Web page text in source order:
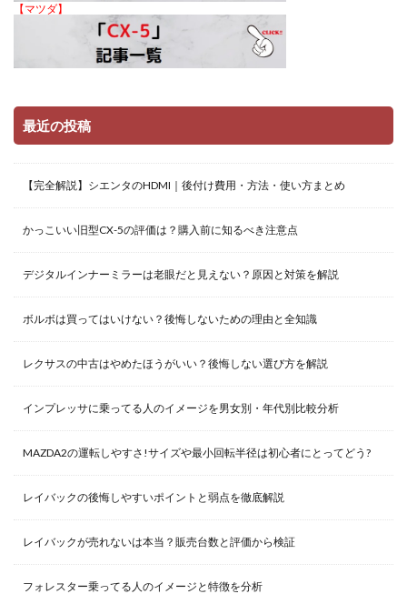
【マツダ】
最近の投稿
【完全解説】シエンタのHDMI｜後付け費用・方法・使い方まとめ
かっこいい旧型CX-5の評価は？購入前に知るべき注意点
デジタルインナーミラーは老眼だと見えない？原因と対策を解説
ボルボは買ってはいけない？後悔しないための理由と全知識
レクサスの中古はやめたほうがいい？後悔しない選び方を解説
インプレッサに乗ってる人のイメージを男女別・年代別比較分析
MAZDA2の運転しやすさ!サイズや最小回転半径は初心者にとってどう?
レイバックの後悔しやすいポイントと弱点を徹底解説
レイバックが売れないは本当？販売台数と評価から検証
フォレスター乗ってる人のイメージと特徴を分析